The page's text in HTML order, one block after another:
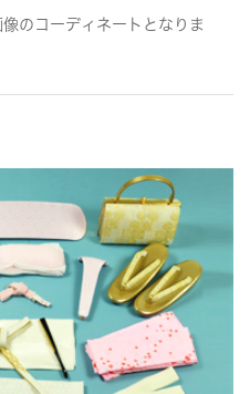
のコーディネートとなりま